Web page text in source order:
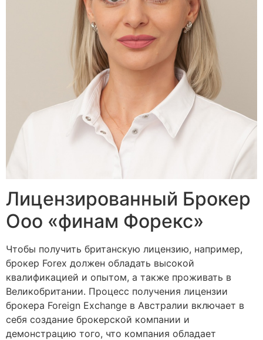
Лицензированный Брокер
Ооо «финам Форекс»
Чтобы получить британскую лицензию, например,
брокер Forex должен обладать высокой
квалификацией и опытом, а также проживать в
Великобритании. Процесс получения лицензии
брокера Foreign Exchange в Австралии включает в
себя создание брокерской компании и
демонстрацию того, что компания обладает